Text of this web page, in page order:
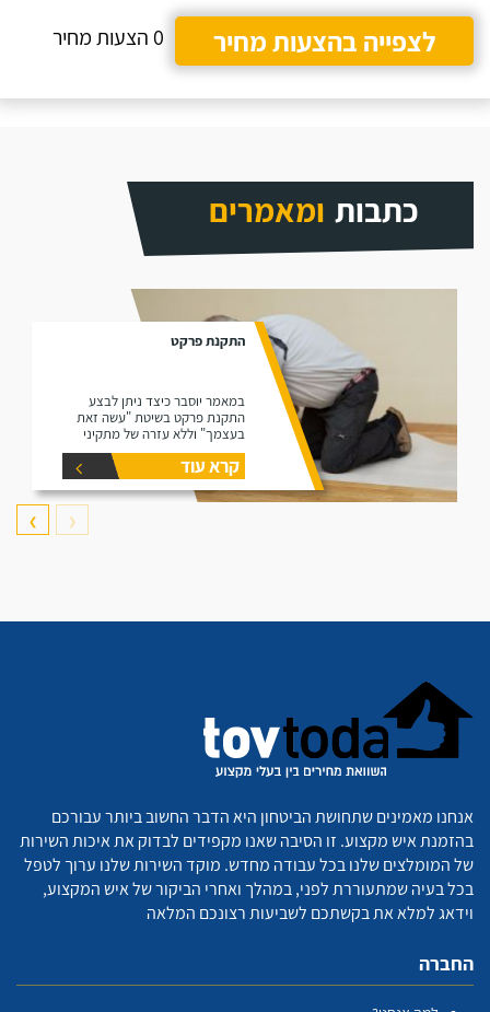
לצפייה בהצעות מחיר
0 הצעות מחיר
כתבות ומאמרים
התקנת פרקט
במאמר יוסבר כיצד ניתן לבצע
התקנת פרקט בשיטת "עשה זאת
בעצמך" וללא עזרה של מתקיני
פרקטים.
קרא עוד
❮
❯
אנחנו מאמינים שתחושת הביטחון היא הדבר החשוב ביותר עבורכם
בהזמנת איש מקצוע. זו הסיבה שאנו מקפידים לבדוק את איכות השירות
של המומלצים שלנו בכל עבודה מחדש. מוקד השירות שלנו ערוך לטפל
בכל בעיה שמתעוררת לפני, במהלך ואחרי הביקור של איש המקצוע,
וידאג למלא את בקשתכם לשביעות רצונכם המלאה
החברה